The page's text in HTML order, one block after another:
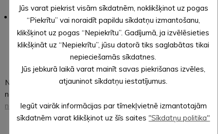
parakstu vai personas apliecību (eID);
zvanot uz Nacionālā veselības dienesta bezmaksas
informatīvo tālruni 8000 1234. Darba laiks – no pirmdienas
līdz ceturtdienai no plkst. 8.30 – 17.00, bet piektdienās no
plkst. 8.30 – 15.00. Pirmssvētku dienās: no plkst. 8.30 –
NVD aicina iedzīvotājus rīkoties atbildīgi, ievērojot veselības
nozares speciālistu un
norādījumus.
Informāciju sagatavoja:
Jūs varat piekrist visām sīkdatnēm, noklikšķinot uz pogas
“Piekrītu” vai noraidīt papildu sīkdatņu izmantošanu,
klikšķinot uz pogas “Nepiekrītu”. Gadījumā, ja izvēlēsieties
klikšķināt uz “Nepiekrītu”, jūsu datorā tiks saglabātas tikai
nepieciešamās sīkdatnes.
Jūs jebkurā laikā varat mainīt savas piekrišanas izvēles,
atjauninot sīkdatņu iestatījumus.
Iegūt vairāk informācijas par tīmekļvietnē izmantotajām
sīkdatnēm varat klikšķinot uz šīs saites "Sīkdatņu politika"